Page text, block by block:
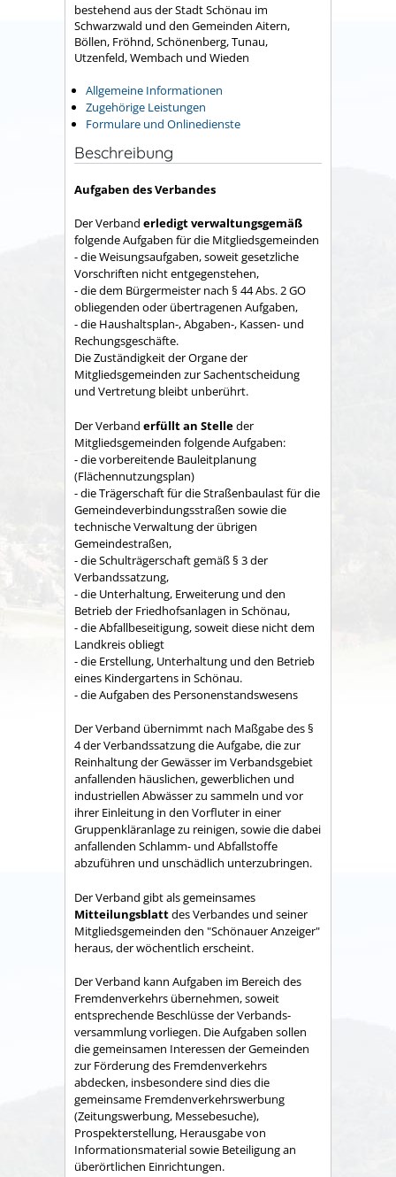
bestehend aus der Stadt Schönau im
Schwarzwald und den Gemeinden Aitern,
Böllen, Fröhnd, Schönenberg, Tunau,
Utzenfeld, Wembach und Wieden
Allgemeine Informationen
Zugehörige Leistungen
Formulare und Onlinedienste
Beschreibung
Aufgaben des Verbandes
Der Verband erledigt verwaltungsgemäß
folgende Aufgaben für die Mitgliedsgemeinden
- die Weisungsaufgaben, soweit gesetzliche
Vorschriften nicht entgegenstehen,
- die dem Bürgermeister nach § 44 Abs. 2 GO
obliegenden oder übertragenen Aufgaben,
- die Haushaltsplan-, Abgaben-, Kassen- und
Rechungs­geschäfte.
Die Zuständigkeit der Organe der
Mitgliedsgemeinden zur Sachent­scheidung
und Vertretung bleibt unberührt.
Der Verband erfüllt an Stelleder
Mitgliedsgemeinden folgende Aufgaben:
- die vorbereitende Bauleitplanung
(Flächennutzungsplan)
- die Trägerschaft für die Straßenbaulast für die
Gemeindeverbindungsstraßen sowie die
technische Verwaltung der übrigen
Gemeindestraßen,
- die Schulträgerschaft gemäß § 3 der
Verbandssatzung,
- die Unterhaltung, Erweiterung und den
Betrieb der Friedhofsanlagen in Schönau,
- die Abfallbeseitigung, soweit diese nicht dem
Land­kreis obliegt
- die Erstellung, Unterhaltung und den Betrieb
eines Kindergartens in Schönau.
- die Aufgaben des Personenstandswesens
Der Verband übernimmt nach Maßgabe des §
4 der Verbandssatzung die Aufgabe, die zur
Reinhaltung der Gewässer im Verbandsgebiet
anfallenden häuslichen, gewerblichen und
industriellen Abwässer zu sammeln und vor
ihrer Einleitung in den Vorfluter in einer
Gruppenkläranlage zu reinigen, sowie die dabei
anfallenden Schlamm- und Abfallstoffe
abzuführen und unschädlich unterzubringen.
Der Verband gibt als gemeinsames
Mitteilungsblattdes Verbandes und seiner
Mitgliedsgemeinden den "Schönauer Anzeiger"
heraus, der wöchentlich erscheint.
Der Verband kann Aufgaben im Bereich des
Fremdenverkehrs übernehmen, soweit
entsprechende Beschlüsse der Verbands­
versammlung vorliegen. Die Aufgaben sollen
die gemeinsamen Interessen der Gemeinden
zur Förderung des Fremdenverkehrs
abdecken, insbesondere sind dies die
gemeinsame Fremden­verkehrswerbung
(Zeitungswerbung, Messebesuche),
Prospekter­stellung, Herausgabe von
Informationsmaterial sowie Betei­ligung an
überörtlichen Einrichtungen.